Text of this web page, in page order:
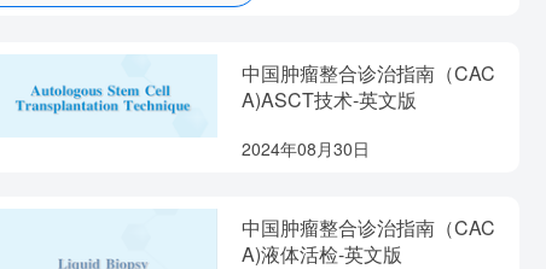
中国肿瘤整合诊治指南（CAC
A)ASCT技术-英文版
2024年08月30日
中国肿瘤整合诊治指南（CAC
A)液体活检-英文版